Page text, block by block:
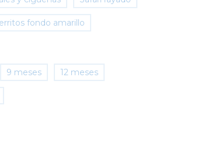
fondo amarillo
9 meses 12 meses